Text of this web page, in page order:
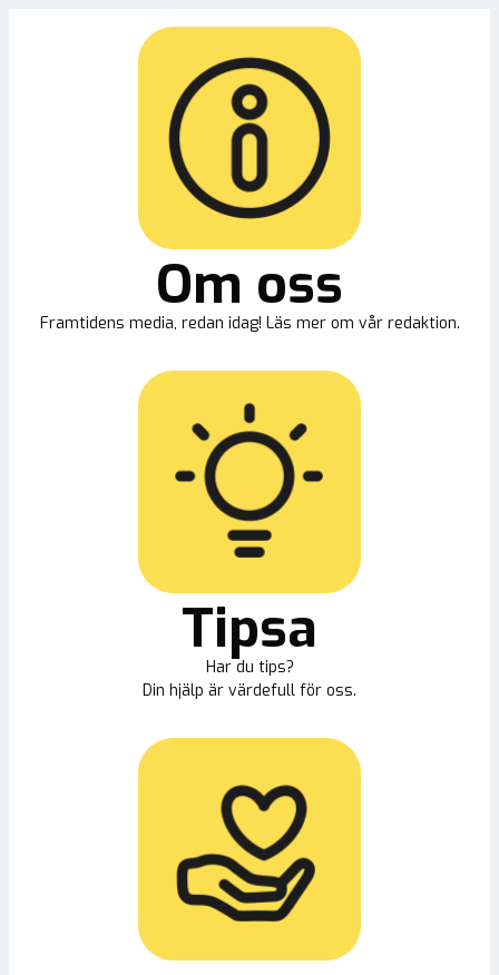
Om oss
Framtidens media, redan idag! Läs mer om vår redaktion.
Tipsa
Har du tips?
Din hjälp är värdefull för oss.